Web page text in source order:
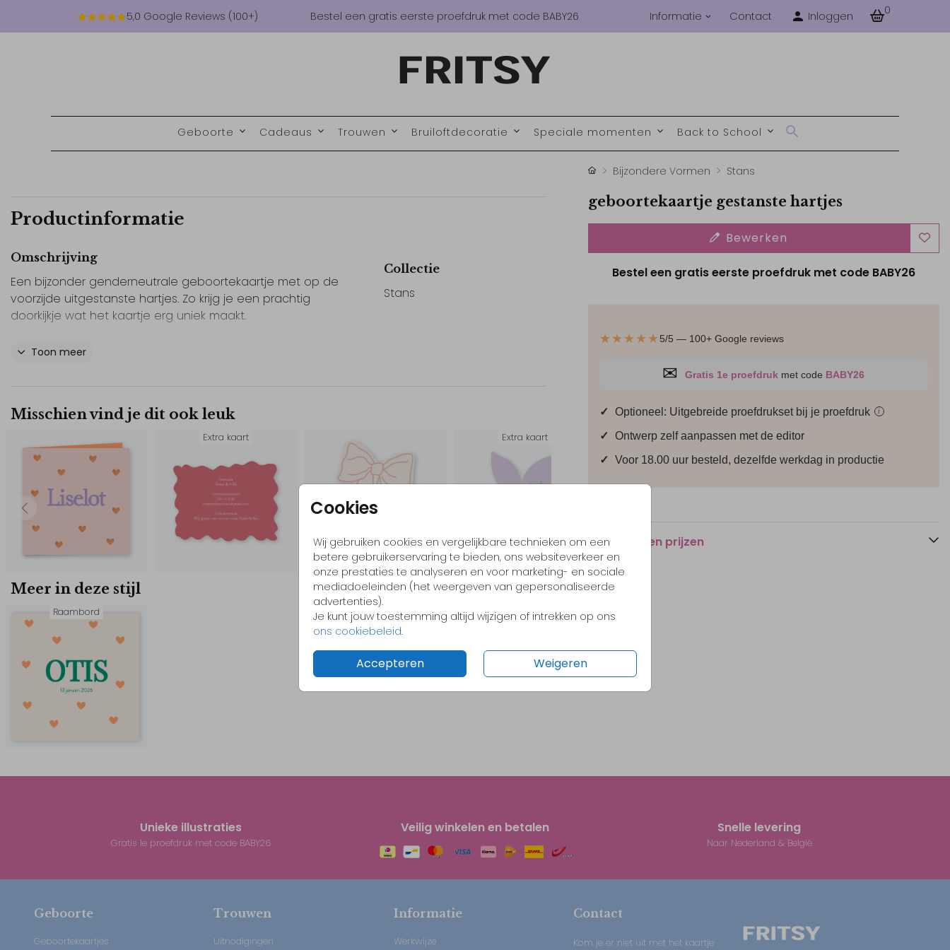
5,0 Google Reviews (100+) Bestel een gratis eerste proefdruk met code BABY26 Informatie Contact Inloggen 0
Geboorte Cadeaus Trouwen Bruiloftdecoratie Speciale momenten Back to School
Cookies
Wij gebruiken cookies en vergelijkbare technieken om een
betere gebruikerservaring te bieden, ons websiteverkeer en
onze prestaties te analyseren en voor marketing- en sociale
mediadoeleinden (het weergeven van gepersonaliseerde
advertenties).
Je kunt jouw toestemming altijd wijzigen of intrekken op ons
ons cookiebeleid.
Accepteren Weigeren
Productinformatie
Omschrijving
Een bijzonder genderneutrale geboortekaartje met op de
voorzijde uitgestanste hartjes. Zo krijg je een prachtig
doorkijkje wat het kaartje erg uniek maakt.
aanpassen in de editor naar jouw wensen.
mooie persoonlijke tekst.
// Otis
Toon meer
Collectie
Stans
Misschien vind je dit ook leuk
Extra kaart Extra kaart Extra kaart Uitnodiging
Meer in deze stijl
Raambord
Bijzondere Vormen Stans
geboortekaartje gestanste hartjes
Bewerken
Bestel een gratis eerste proefdruk met code BABY26
★★★★★5/5 — 100+ Google reviews
✉ Gratis 1e proefdruk met code BABY26
✓ Optioneel: Uitgebreide proefdrukset bij je proefdruk i
✓
Ontwerp zelf aanpassen met de editor
✓
Voor 18.00 uur besteld, dezelfde werkdag in productie
Formaten en prijzen
Unieke illustraties
Gratis 1e proefdruk met code BABY26
Veilig winkelen en betalen Snelle levering
Naar Nederland & België
Geboorte
Geboortekaartjes
Trouwen
Uitnodigingen
Informatie
Werkwijze
Contact
Kom je er niet uit met het kaartje